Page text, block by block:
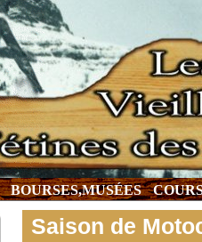
BOURSES,MUSÉES
Saison de